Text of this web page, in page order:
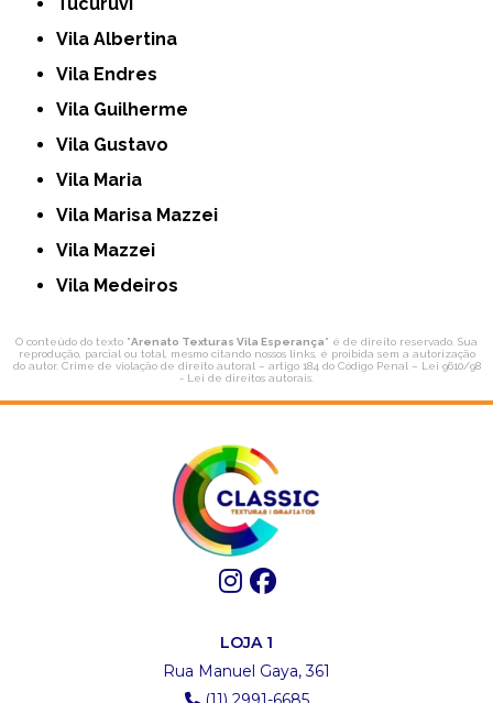
Vila Albertina
Vila Endres
Vila Guilherme
Vila Gustavo
Vila Maria
Vila Marisa Mazzei
Vila Mazzei
Vila Medeiros
O conteúdo do texto "Arenato Texturas Vila Esperança" é de direito reservado. Sua
reprodução, parcial ou total, mesmo citando nossos links, é proibida sem a autorização
do autor. Crime de violação de direito autoral – artigo 184 do Código Penal – Lei 9610/98
- Lei de direitos autorais
LOJA 1
Rua Manuel Gaya, 361